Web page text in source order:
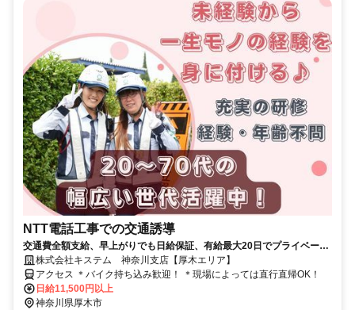
NTT電話工事での交通誘導
交通費全額支給、早上がりでも日給保証、有給最大20日でプライベート
も充実、安定収入！！資格取得した方は手当あり！業務中の装備品は無
料支給で自己負担なし！定年制度もなく、シニアの方も活躍中！9割の
方が、未経験入社から活躍していて、どなたでも安心して働ける環境で
す！大手上場企業のグループで、仕事もプライベートも安定を実現した
株式会社キステム 神奈川支店【厚木エリア】
アクセス ＊バイク持ち込み歓迎！ ＊現場によっては直行直帰OK！
日給11,500円以上
神奈川県厚木市